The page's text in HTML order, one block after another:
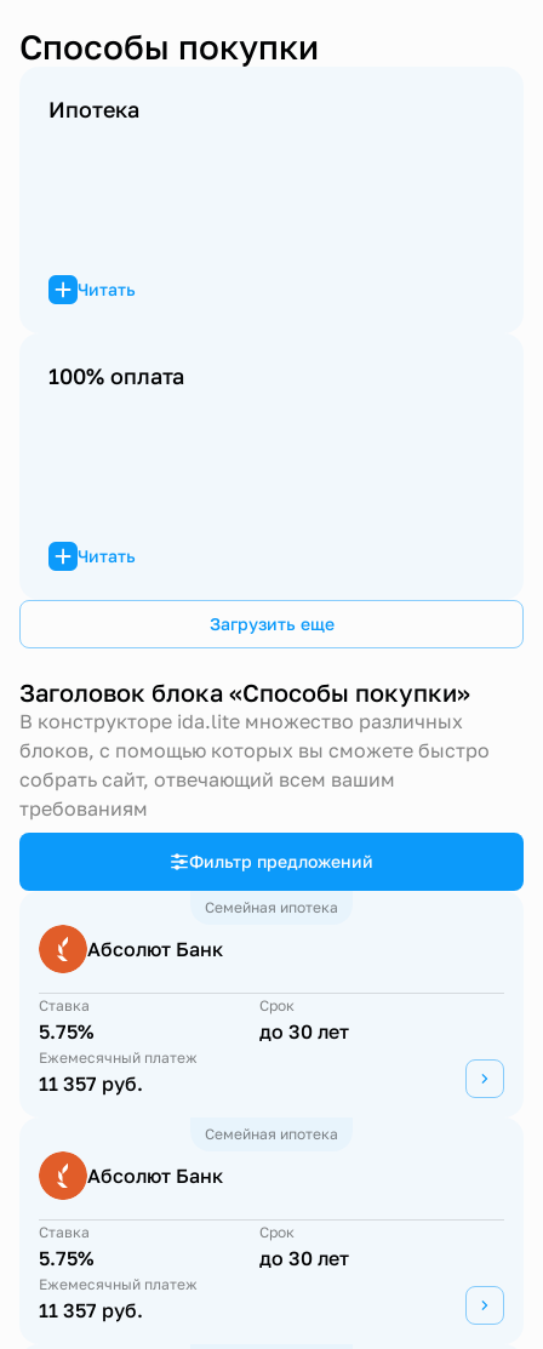
Способы покупки
Ипотека
Читать
100% оплата
Читать
Загрузить еще
Заголовок блока «Способы покупки»
В конструкторе ida.lite множество различных
блоков, с помощью которых вы сможете быстро
собрать сайт, отвечающий всем вашим
требованиям
Фильтр предложений
Семейная ипотека
Абсолют Банк
Ставка
5.75%
Срок
до 30 лет
Ежемесячный платеж
11 357 руб.
Семейная ипотека
Абсолют Банк
Ставка
5.75%
Срок
до 30 лет
Ежемесячный платеж
11 357 руб.